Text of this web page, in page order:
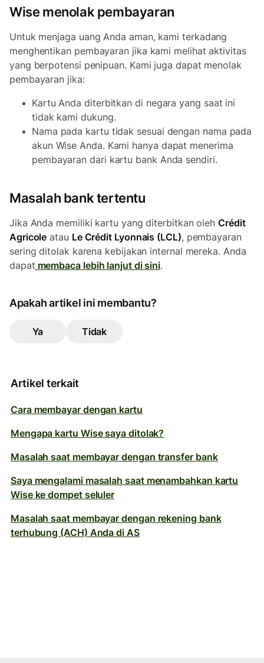
Wise menolak pembayaran
Untuk menjaga uang Anda aman, kami terkadang
menghentikan pembayaran jika kami melihat aktivitas
yang berpotensi penipuan. Kami juga dapat menolak
pembayaran jika:
Kartu Anda diterbitkan di negara yang saat ini
tidak kami dukung.
Nama pada kartu tidak sesuai dengan nama pada
akun Wise Anda. Kami hanya dapat menerima
pembayaran dari kartu bank Anda sendiri.
Masalah bank tertentu
Jika Anda memiliki kartu yang diterbitkan olehCrédit
Agricole atau Le Crédit Lyonnais (LCL), pembayaran
sering ditolak karena kebijakan internal mereka. Anda
dapat membaca lebih lanjut di sini.
Apakah artikel ini membantu?
Ya Tidak
Artikel terkait
Cara membayar dengan kartu
Mengapa kartu Wise saya ditolak?
Masalah saat membayar dengan transfer bank
Saya mengalami masalah saat menambahkan kartu
Wise ke dompet seluler
Masalah saat membayar dengan rekening bank
terhubung (ACH) Anda di AS